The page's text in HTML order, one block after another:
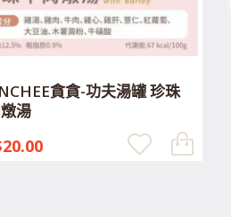
貪貪-功夫湯罐 珍珠
湯